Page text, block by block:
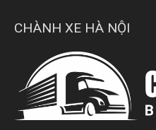
CHÀNH XE HÀ NỘI